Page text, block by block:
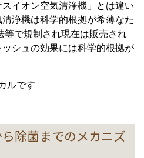
イオン空気清浄機」とは違い
浄機は科学的根拠が希薄なた
等で規制され現在は販売され
シュの効果には科学的根拠が
ルです
除菌までのメカニズ